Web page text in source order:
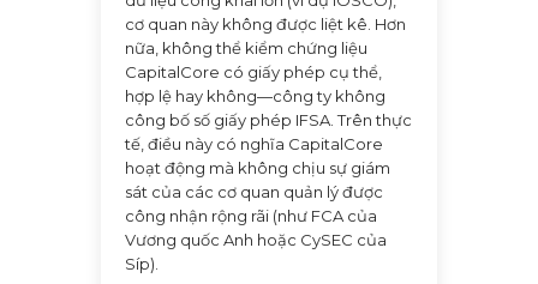
cơ quan này không được liệt kê. Hơn
nữa, không thể kiểm chứng liệu
CapitalCore có giấy phép cụ thể,
hợp lệ hay không—công ty không
công bố số giấy phép IFSA. Trên thực
tế, điều này có nghĩa CapitalCore
hoạt động mà không chịu sự giám
sát của các cơ quan quản lý được
công nhận rộng rãi (như FCA của
Vương quốc Anh hoặc CySEC của
Síp).